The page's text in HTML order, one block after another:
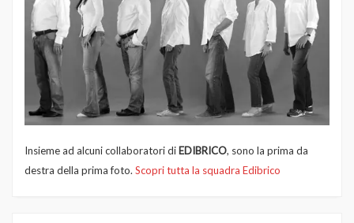
Insieme ad alcuni collaboratori di EDIBRICO, sono la prima da
destra della prima foto. Scopri tutta la squadra Edibrico